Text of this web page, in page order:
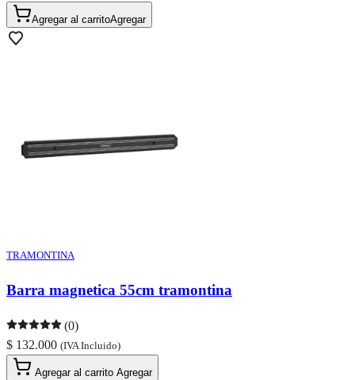
Agregar al carritoAgregar
TRAMONTINA
Barra magnetica 55cm tramontina
(0)
$ 132.000 (IVA Incluido)
Agregar al carrito Agregar